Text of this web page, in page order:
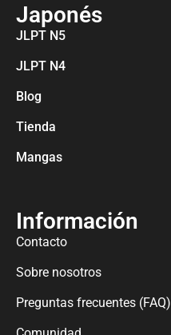
Japonés
JLPT N5
JLPT N4
Blog
Tienda
Mangas
Información
Contacto
Sobre nosotros
Preguntas frecuentes (FAQ)